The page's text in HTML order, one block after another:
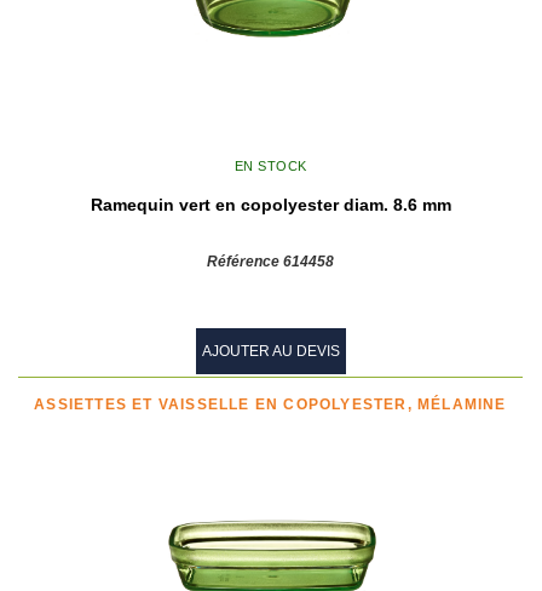
EN STOCK
Ramequin vert en copolyester diam. 8.6 mm
Référence 614458
AJOUTER AU DEVIS
ASSIETTES ET VAISSELLE EN COPOLYESTER, MÉLAMINE